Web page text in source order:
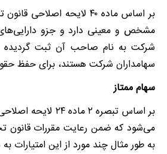
بر اساس ماده ۴۰ لایحه
مشخص و معینی دارد و جزو
شرکت به نام صاحب آن ثبت
سهامداران شرکت هستند، برای حفظ
سهام ممتاز
بر اساس تبصره ۲
می‌شود که ضمن رعایت مقررات قانون
به طور مثال چند مورد از این امتیارات